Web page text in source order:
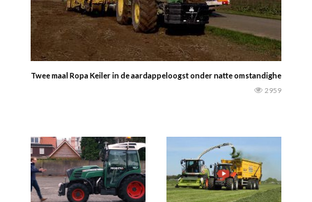
Twee maal Ropa Keiler in de aardappeloogst onder natte omstandigheden en
2959